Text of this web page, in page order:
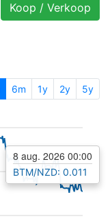
Koop / Verkoop
6m 1y 2y 5y
8 aug. 2026 00:00
BTM/NZD: 0.011